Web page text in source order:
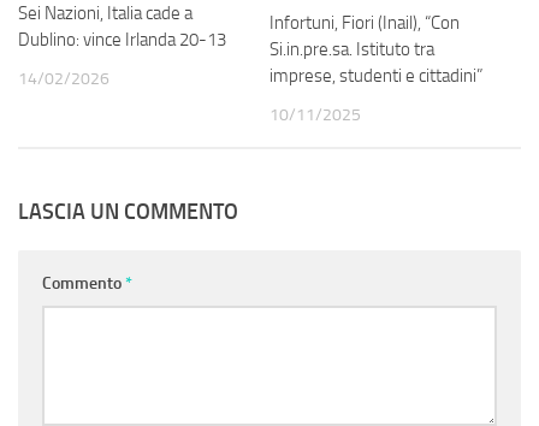
Sei Nazioni, Italia cade a
Dublino: vince Irlanda 20-13
14/02/2026
Infortuni, Fiori (Inail), “Con
Si.in.pre.sa. Istituto tra
imprese, studenti e cittadini”
10/11/2025
LASCIA UN COMMENTO
Commento*